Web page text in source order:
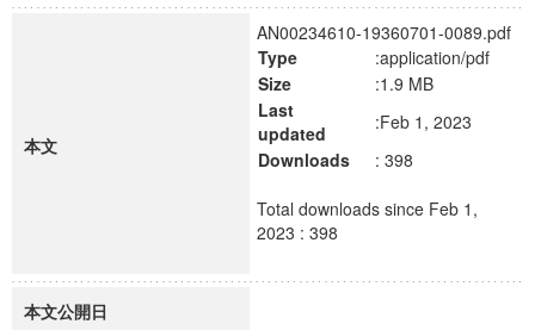
本文
AN00234610-19360701-0089.pdf
Type
:application/pdf
Size
:1.9 MB
Last
updated
:Feb 1, 2023
Downloads
: 398
Total downloads since Feb 1,
2023 : 398
本文公開日